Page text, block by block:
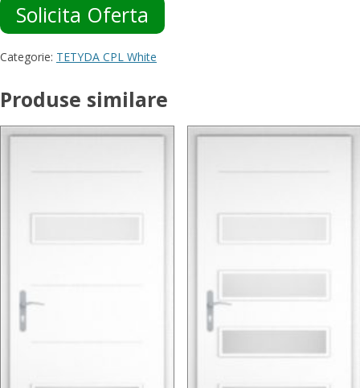
Solicita Oferta
Categorie: TETYDA CPL White
Produse similare